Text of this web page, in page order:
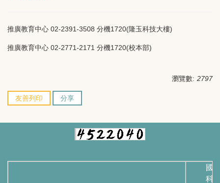
推廣教育中心 02-2391-3508 分機1720(隆玉科技大樓)
推廣教育中心 02-2771-2171 分機1720(校本部)
瀏覽數: 2797
友善列印 分享
國
科